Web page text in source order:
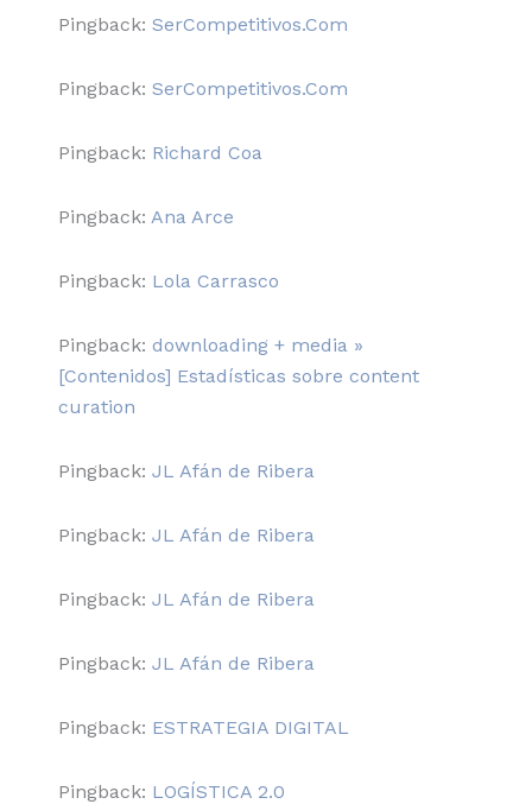
Pingback: SerCompetitivos.Com
Pingback: SerCompetitivos.Com
Pingback: Richard Coa
Pingback: Ana Arce
Pingback: Lola Carrasco
Pingback: downloading + media »
[Contenidos] Estadísticas sobre content
curation
Pingback: JL Afán de Ribera
Pingback: JL Afán de Ribera
Pingback: JL Afán de Ribera
Pingback: JL Afán de Ribera
Pingback: ESTRATEGIA DIGITAL
Pingback: LOGÍSTICA 2.0